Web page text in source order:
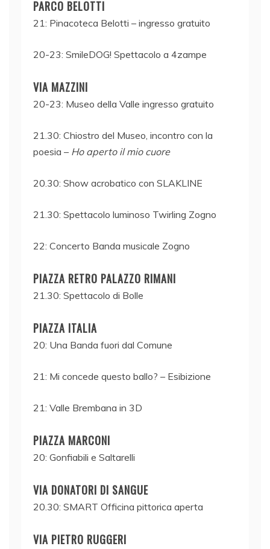
PARCO BELOTTI
21: Pinacoteca Belotti – ingresso gratuito
20-23: SmileDOG! Spettacolo a 4zampe
VIA MAZZINI
20-23: Museo della Valle ingresso gratuito
21.30: Chiostro del Museo, incontro con la
poesia – Ho aperto il mio cuore
20.30: Show acrobatico con SLAKLINE
21.30: Spettacolo luminoso Twirling Zogno
22: Concerto Banda musicale Zogno
PIAZZA RETRO PALAZZO RIMANI
21.30: Spettacolo di Bolle
PIAZZA ITALIA
20: Una Banda fuori dal Comune
21: Mi concede questo ballo? – Esibizione
21: Valle Brembana in 3D
PIAZZA MARCONI
20: Gonfiabili e Saltarelli
VIA DONATORI DI SANGUE
20.30: SMART Officina pittorica aperta
VIA PIETRO RUGGERI